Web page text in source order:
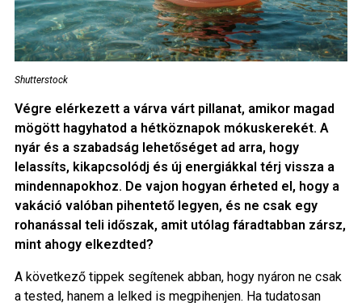
Shutterstock
Végre elérkezett a várva várt pillanat, amikor magad
mögött hagyhatod a hétköznapok mókuskerekét. A
nyár és a szabadság lehetőséget ad arra, hogy
lelassíts, kikapcsolódj és új energiákkal térj vissza a
mindennapokhoz. De vajon hogyan érheted el, hogy a
vakáció valóban pihentető legyen, és ne csak egy
rohanással teli időszak, amit utólag fáradtabban zársz,
mint ahogy elkezdted?
A következő tippek segítenek abban, hogy nyáron ne csak
a tested, hanem a lelked is megpihenjen. Ha tudatosan